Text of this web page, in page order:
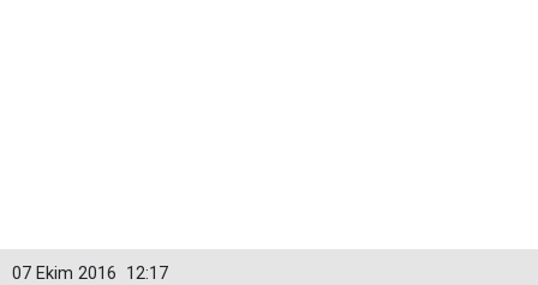
12:17
07 Ekim 2016